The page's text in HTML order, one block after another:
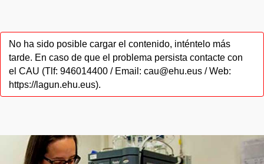
No ha sido posible cargar el contenido, inténtelo más
tarde. En caso de que el problema persista contacte con
el CAU (Tlf: 946014400 / Email: cau@ehu.eus / Web:
https://lagun.ehu.eus).